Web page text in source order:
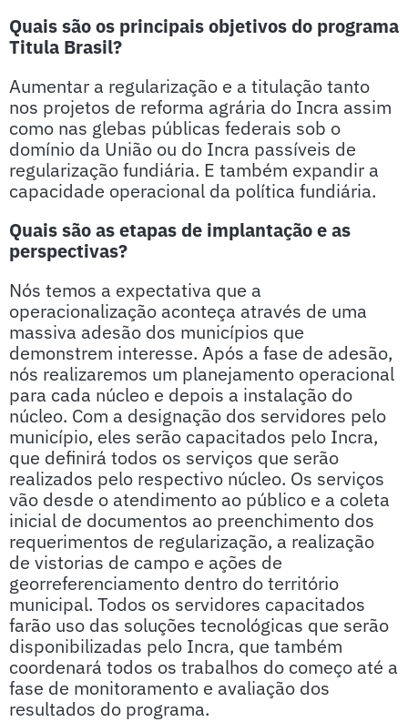
Quais são os principais objetivos do programa
Titula Brasil?
Aumentar a regularização e a titulação tanto
nos projetos de reforma agrária do Incra assim
como nas glebas públicas federais sob o
domínio da União ou do Incra passíveis de
regularização fundiária. E também expandir a
capacidade operacional da política fundiária.
Quais são as etapas de implantação e as
perspectivas?
Nós temos a expectativa que a
operacionalização aconteça através de uma
massiva adesão dos municípios que
demonstrem interesse. Após a fase de adesão,
nós realizaremos um planejamento operacional
para cada núcleo e depois a instalação do
núcleo. Com a designação dos servidores pelo
município, eles serão capacitados pelo Incra,
que definirá todos os serviços que serão
realizados pelo respectivo núcleo. Os serviços
vão desde o atendimento ao público e a coleta
inicial de documentos ao preenchimento dos
requerimentos de regularização, a realização
de vistorias de campo e ações de
georreferenciamento dentro do território
municipal. Todos os servidores capacitados
farão uso das soluções tecnológicas que serão
disponibilizadas pelo Incra, que também
coordenará todos os trabalhos do começo até a
fase de monitoramento e avaliação dos
resultados do programa.